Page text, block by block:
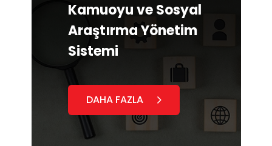
Kamuoyu ve Sosyal
Araştırma Yönetim
Sistemi
DAHA FAZLA